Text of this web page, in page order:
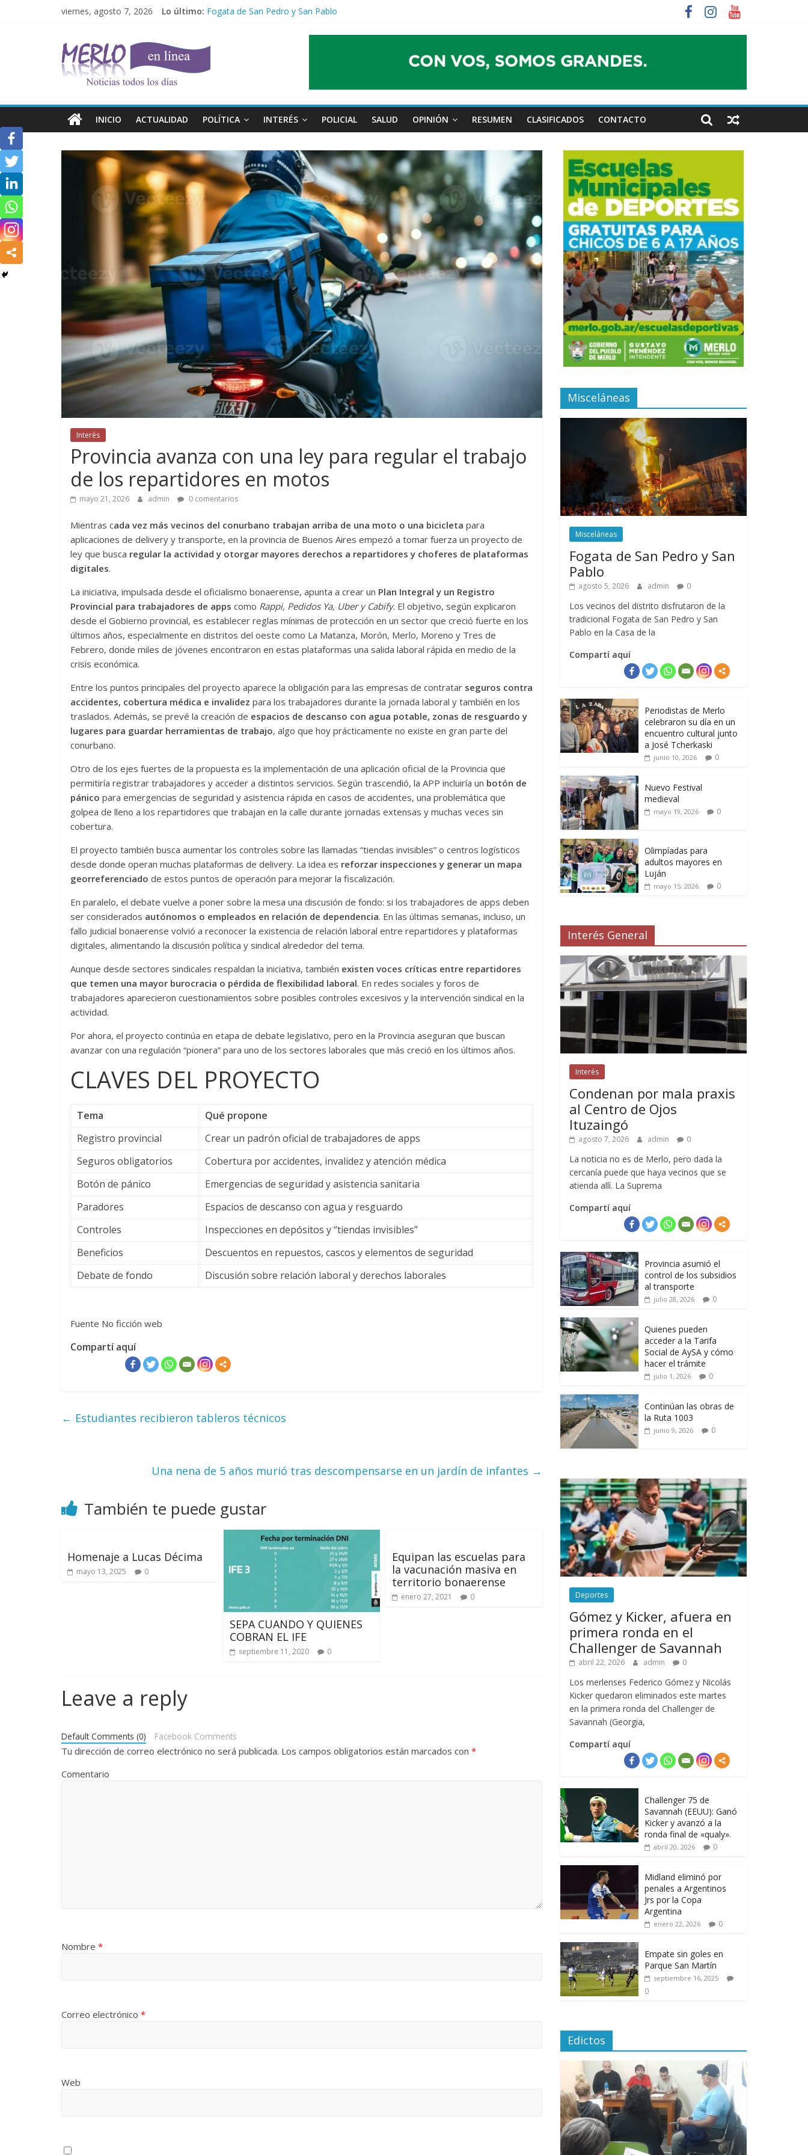
viernes, agosto 7, 2026 Lo último: Fogata de San Pedro y San Pablo
Hallaron sin vida a un pibe que era intensamente buscado en Pontevedra
Condenan por mala praxis al Centro de Ojos Ituzaingó
El domingo el tren Sarmiento circulará con servicio limitado entre Moreno y Liniers
Noticias
todos
los
INICIO ACTUALIDAD POLÍTICA INTERÉS POLICIAL SALUD OPINIÓN RESUMEN CLASIFICADOS CONTACTO
Interés
Provincia avanza con una ley para regular el trabajo
de los repartidores en motos
mayo 21, 2026 admin 0 comentarios
Mientras cada vez más vecinos del conurbano trabajan arriba de una moto o una bicicleta para
aplicaciones de delivery y transporte, en la provincia de Buenos Aires empezó a tomar fuerza un proyecto de
ley que busca regular la actividad y otorgar mayores derechos a repartidores y choferes de plataformas
digitales.
La iniciativa, impulsada desde el oficialismo bonaerense, apunta a crear un Plan Integral y un Registro
Provincial para trabajadores de apps como Rappi, Pedidos Ya, Uber y Cabify. El objetivo, según explicaron
desde el Gobierno provincial, es establecer reglas mínimas de protección en un sector que creció fuerte en los
últimos años, especialmente en distritos del oeste como La Matanza, Morón, Merlo, Moreno y Tres de
Febrero, donde miles de jóvenes encontraron en estas plataformas una salida laboral rápida en medio de la
crisis económica.
Entre los puntos principales del proyecto aparece la obligación para las empresas de contratar seguros contra
accidentes, cobertura médica e invalidez para los trabajadores durante la jornada laboral y también en los
traslados. Además, se prevé la creación de espacios de descanso con agua potable, zonas de resguardo y
lugares para guardar herramientas de trabajo, algo que hoy prácticamente no existe en gran parte del
conurbano.
Otro de los ejes fuertes de la propuesta es la implementación de una aplicación oficial de la Provincia que
permitiría registrar trabajadores y acceder a distintos servicios. Según trascendió, la APP incluiría un botón de
pánico para emergencias de seguridad y asistencia rápida en casos de accidentes, una problemática que
golpea de lleno a los repartidores que trabajan en la calle durante jornadas extensas y muchas veces sin
cobertura.
El proyecto también busca aumentar los controles sobre las llamadas “tiendas invisibles” o centros logísticos
desde donde operan muchas plataformas de delivery. La idea es reforzar inspecciones y generar un mapa
georreferenciado de estos puntos de operación para mejorar la fiscalización.
En paralelo, el debate vuelve a poner sobre la mesa una discusión de fondo: si los trabajadores de apps deben
ser considerados autónomos o empleados en relación de dependencia. En las últimas semanas, incluso, un
fallo judicial bonaerense volvió a reconocer la existencia de relación laboral entre repartidores y plataformas
digitales, alimentando la discusión política y sindical alrededor del tema.
Aunque desde sectores sindicales respaldan la iniciativa, también existen voces críticas entre repartidores
que temen una mayor burocracia o pérdida de flexibilidad laboral. En redes sociales y foros de
trabajadores aparecieron cuestionamientos sobre posibles controles excesivos y la intervención sindical en la
actividad.
Por ahora, el proyecto continúa en etapa de debate legislativo, pero en la Provincia aseguran que buscan
avanzar con una regulación “pionera” para uno de los sectores laborales que más creció en los últimos años.
CLAVES DEL PROYECTO
Tema
Qué propone
Registro provincial
Crear un padrón oficial de trabajadores de apps
Seguros obligatorios
Cobertura por accidentes, invalidez y atención médica
Botón de pánico
Emergencias de seguridad y asistencia sanitaria
Paradores
Espacios de descanso con agua y resguardo
Controles
Inspecciones en depósitos y “tiendas invisibles”
Beneficios
Descuentos en repuestos, cascos y elementos de seguridad
Debate de fondo
Discusión sobre relación laboral y derechos laborales
Fuente No ficción web
Compartí aquí
← Estudiantes recibieron tableros técnicos
Una nena de 5 años murió tras descompensarse en un jardín de infantes →
También te puede gustar
Homenaje a Lucas Décima
mayo 13, 2025 0
SEPA CUANDO Y QUIENES
COBRAN EL IFE
septiembre 11, 2020 0
Equipan las escuelas para
la vacunación masiva en
territorio bonaerense
enero 27, 2021 0
Leave a reply
Default Comments (0) Facebook Comments
Tu dirección de correo electrónico no será publicada. Los campos obligatorios están marcados con *
Comentario
Nombre *
Correo electrónico *
Web
Misceláneas
Misceláneas
Fogata de San Pedro y San
Pablo
agosto 5, 2026 admin 0
Los vecinos del distrito disfrutaron de la
tradicional Fogata de San Pedro y San
Pablo en la Casa de la
Compartí aquí
Periodistas de Merlo
celebraron su día en un
encuentro cultural junto
a José Tcherkaski
junio 10, 2026 0
Nuevo Festival
medieval
mayo 19, 2026 0
Olimpíadas para
adultos mayores en
Luján
mayo 15, 2026 0
Interés General
Interés
Condenan por mala praxis
al Centro de Ojos
Ituzaingó
agosto 7, 2026 admin 0
La noticia no es de Merlo, pero dada la
cercanía puede que haya vecinos que se
atienda allí. La Suprema
Compartí aquí
Provincia asumió el
control de los subsidios
al transporte
julio 28, 2026 0
Quienes pueden
acceder a la Tarifa
Social de AySA y cómo
hacer el trámite
julio 1, 2026 0
Continúan las obras de
la Ruta 1003
junio 9, 2026 0
Deportes
Gómez y Kicker, afuera en
primera ronda en el
Challenger de Savannah
abril 22, 2026 admin 0
Los merlenses Federico Gómez y Nicolás
Kicker quedaron eliminados este martes
en la primera ronda del Challenger de
Savannah (Georgia,
Compartí aquí
Challenger 75 de
Savannah (EEUU): Ganó
Kicker y avanzó a la
ronda final de «qualy».
abril 20, 2026 0
Midland eliminó por
penales a Argentinos
Jrs por la Copa
Argentina
enero 22, 2026 0
Empate sin goles en
Parque San Martín
septiembre 16, 2025
0
Edictos